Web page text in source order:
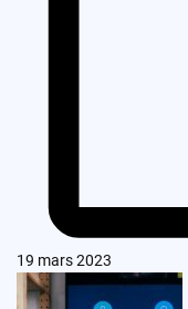
19 mars 2023